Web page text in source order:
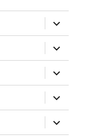
展
开
子
菜
单
展
开
子
菜
单
展
开
子
菜
单
展
开
子
菜
单
展
开